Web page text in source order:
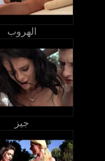
الهروب
جيز